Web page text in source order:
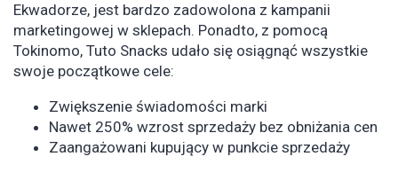
Ekwadorze, jest bardzo zadowolona z kampanii
marketingowej w sklepach. Ponadto, z pomocą
Tokinomo, Tuto Snacks udało się osiągnąć wszystkie
swoje początkowe cele:
Zwiększenie świadomości marki
Nawet 250% wzrost sprzedaży bez obniżania cen
Zaangażowani kupujący w punkcie sprzedaży